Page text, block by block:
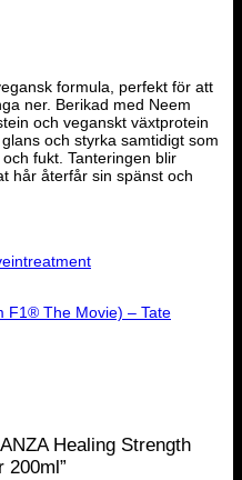
formula, perfekt för att
ner. Berikad med Neem
och veganskt växtprotein
och styrka samtidigt som
fukt. Tanteringen blir
hår återfår sin spänst och
F1® The Movie) – Tate
Healing Strength
200ml”